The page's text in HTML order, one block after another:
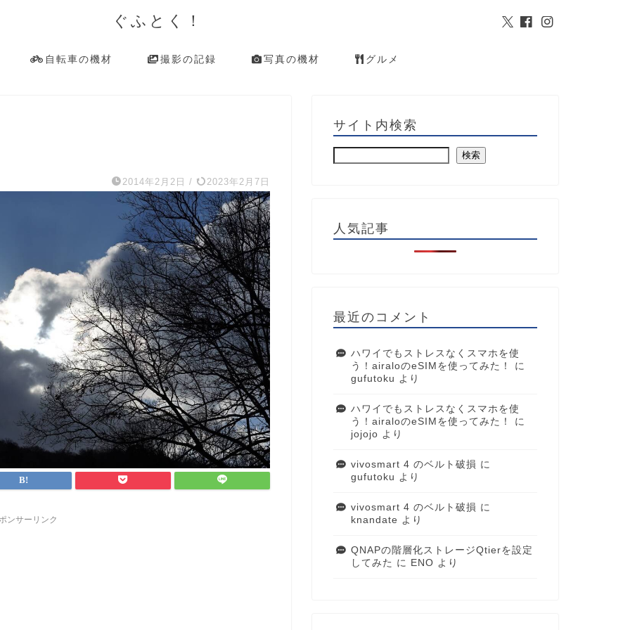
ぐふとく！
自転車の機材 撮影の記録 写真の機材 グルメ
2014年2月2日 / 2023年2月7日
ンサーリンク
サイト内検索
検索
人気記事
最近のコメント
ハワイでもストレスなくスマホを使
う！airaloのeSIMを使ってみた！
に
gufutoku より
ハワイでもストレスなくスマホを使
う！airaloのeSIMを使ってみた！
に
jojojo より
vivosmart 4 のベルト破損 に
gufutoku より
vivosmart 4 のベルト破損 に
knandate より
QNAPの階層化ストレージQtierを設定
してみた に ENO より